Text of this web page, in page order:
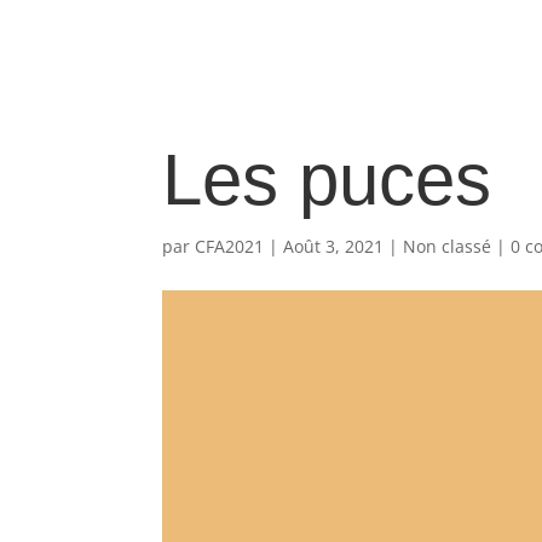
Les puces
par CFA2021 |Août 3, 2021 | Non classé |0